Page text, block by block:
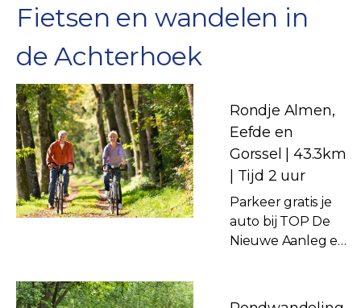
Fietsen en wandelen in
de Achterhoek
Rondje Almen,
Eefde en
Gorssel | 43.3km
| Tijd 2 uur
Parkeer gratis je
auto bij TOP De
Nieuwe Aanleg en
fiets. In Eefde vind